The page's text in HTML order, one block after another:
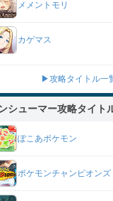
メメントモリ
カゲマス
▶攻略タイトル一
シューマー攻略タイト
ぽこあポケモン
ポケモンチャンピオンズ